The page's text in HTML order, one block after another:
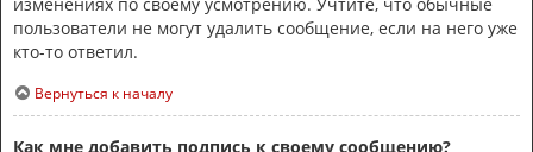
пользователи не могут удалить сообщение, если на него уже
кто-то ответил.
Вернуться к началу
Как мне добавить подпись к своему сообщению?